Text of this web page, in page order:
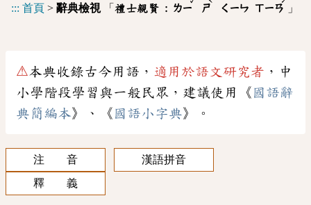
::: 首頁 > 辭典檢視「 禮士親賢 : ㄌㄧ ㄕ ㄑㄧㄣ ㄒㄧㄢ 」
⚠本典收錄古今用語， 適用於語文研究者 ，中
小學階段學習與一般民眾，建議使用《 國語辭
典簡編本》、《 國語小字典》。
注 音
漢語拼音
釋 義